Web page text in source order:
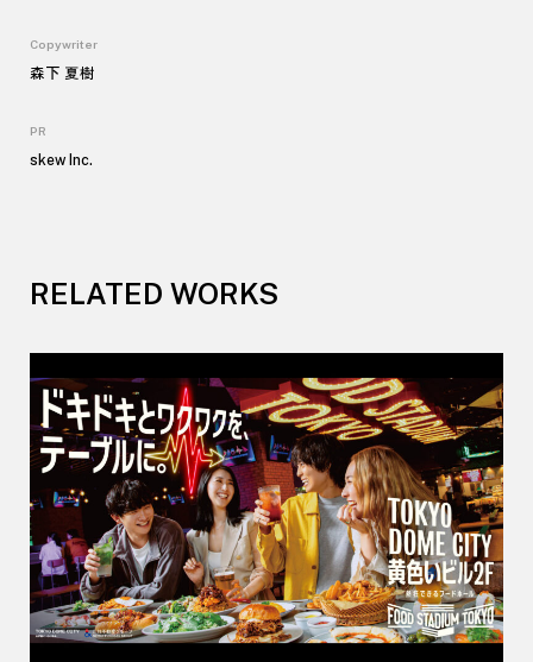
Copywriter
森下 夏樹
PR
skew Inc.
RELATED WORKS